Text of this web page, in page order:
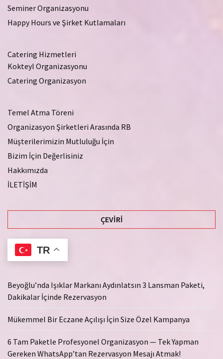
Seminer Organizasyonu
Happy Hours ve Şirket Kutlamaları
Catering Hizmetleri
Kokteyl Organizasyonu
Catering Organizasyon
Temel Atma Töreni
Organizasyon Şirketleri Arasında RB
Müşterilerimizin Mutluluğu İçin
Bizim İçin Değerlisiniz
Hakkımızda
İLETİŞİM
ÇEVIRI
TR
Beyoğlu’nda Işıklar Markanı Aydınlatsın 3 Lansman Paketi,
Dakikalar İçinde Rezervasyon
Mükemmel Bir Eczane Açılışı İçin Size Özel Kampanya
6 Tam Paketle Profesyonel Organizasyon — Tek Yapman
Gereken WhatsApp’tan Rezervasyon Mesajı Atmak!